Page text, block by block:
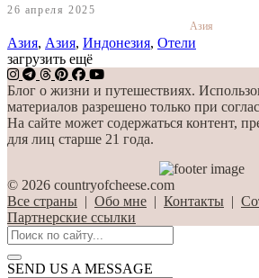
26 апреля 2025
Азия
Азия, Азия, Индонезия, Отели
загрузить ещё
Блог о жизни и путешествиях.
материалов разрешено только при
На сайте может содержаться контент,
для лиц старше 21 года.
© 2026 countryofcheese.com
Все страны | Обо мне | Контакты |
Партнерские ссылки
SEND US A MESSAGE